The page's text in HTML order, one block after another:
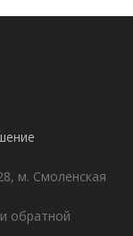
м. Смоленская
обратной